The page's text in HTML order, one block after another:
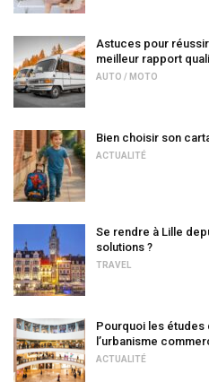
Astuces pour
meilleur rapport
AUTO / MOTO
Bien choisir son
ACTUALITÉ
Se rendre à Lille
solutions ?
TRAVEL
Pourquoi les études
l’urbanisme
ACTUALITÉ